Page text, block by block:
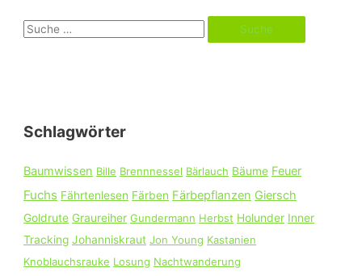
S
n
a
c
h
:
Schlagwörter
Baumwissen Bille Brennnessel Bärlauch Bäume Feuer
Fuchs Fährtenlesen Färben Färbepflanzen Giersch
Goldrute Graureiher Gundermann Herbst Holunder Inner
Tracking Johanniskraut Jon Young Kastanien
Knoblauchsrauke Losung Nachtwanderung